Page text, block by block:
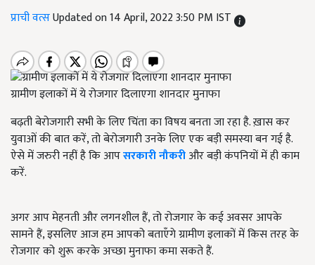
प्राची वत्सUpdated on 14 April, 2022 3:50 PM IST
ग्रामीण इलाकों में ये रोजगार दिलाएगा शानदार मुनाफा
बढ़ती बेरोजगारी सभी के लिए चिंता का विषय बनता जा रहा है. ख़ास कर
युवाओं की बात करें, तो बेरोजगारी उनके लिए एक बड़ी समस्या बन गई है.
ऐसे में जरुरी नहीं है कि आपसरकारी नौकरीऔर बड़ी कंपनियों में ही काम
करें.
अगर आप मेहनती और लगनशील हैं, तो रोजगार के कई अवसर आपके
सामने हैं, इसलिए आज हम आपको बताएँगे ग्रामीण इलाकों में किस तरह के
रोजगार को शुरू करके अच्छा मुनाफा कमा सकते हैं.